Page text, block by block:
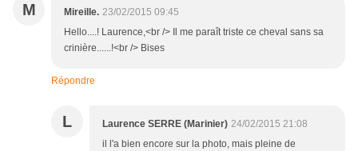
M Mireille. 23/02/2015 09:45
Hello....! Laurence,<br /> Il me paraît triste ce cheval sans sa
crinière......!<br /> Bises
Répondre
L Laurence SERRE (Marinier) 24/02/2015 21:08
il l'a bien encore sur la photo, mais pleine de